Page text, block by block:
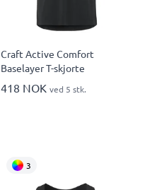
Craft Active Comfort
Baselayer T-skjorte
418 NOK ved 5 stk.
3